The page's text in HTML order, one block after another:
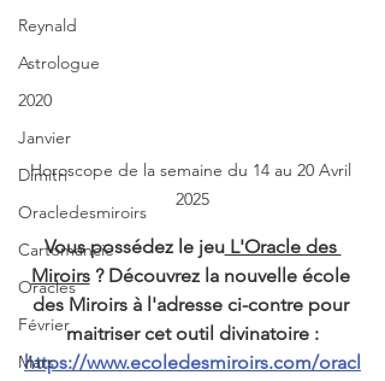
Reynald
Astrologue
2020
Janvier
Dimitri
Oracledesmiroirs
Cartomancie
Oracles
Février
Mars
Horoscope de la semaine du 14 au 20 Avril
2025
Vous possédez le jeu L'Oracle des
Miroirs ? Découvrez la nouvelle école
des Miroirs à l'adresse ci-contre pour
maitriser cet outil divinatoire :
https://www.ecoledesmiroirs.com/oracl